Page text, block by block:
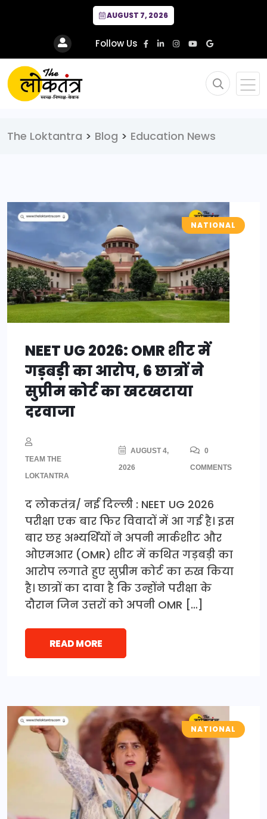
AUGUST 7, 2026
Follow Us
The Loktantra > Blog > Education News
NATIONAL
NEET UG 2026: OMR शीट में
गड़बड़ी का आरोप, 6 छात्रों ने
सुप्रीम कोर्ट का खटखटाया
दरवाजा
TEAM THE
LOKTANTRA
AUGUST 4,
2026
0
COMMENTS
द लोकतंत्र/ नई दिल्ली : NEET UG 2026
परीक्षा एक बार फिर विवादों में आ गई है। इस
बार छह अभ्यर्थियों ने अपनी मार्कशीट और
ओएमआर (OMR) शीट में कथित गड़बड़ी का
आरोप लगाते हुए सुप्रीम कोर्ट का रुख किया
है। छात्रों का दावा है कि उन्होंने परीक्षा के
दौरान जिन उत्तरों को अपनी OMR […]
READ MORE
NATIONAL